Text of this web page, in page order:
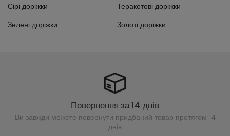
Сірі доріжки
Теракотові доріжки
Зелені доріжки
Золоті доріжки
Повернення за 14 днів
Ви завжди можете повернути придбаний товар протягом 14
днів